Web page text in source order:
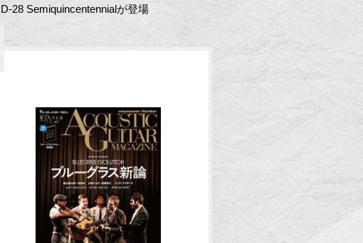
28 Semiquincentennialが登場